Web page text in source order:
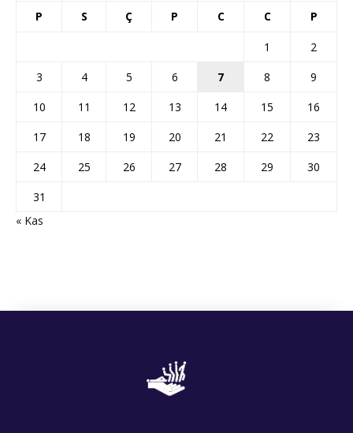
P S Ç P C C P
1
2
3
4 5 6 7 8
9
10
11 12 13 14 15
16
17
18 19 20 21 22
23
24
25 26 27 28 29
30
31
« Kas